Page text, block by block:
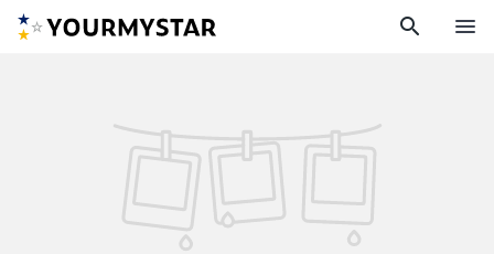
search menu